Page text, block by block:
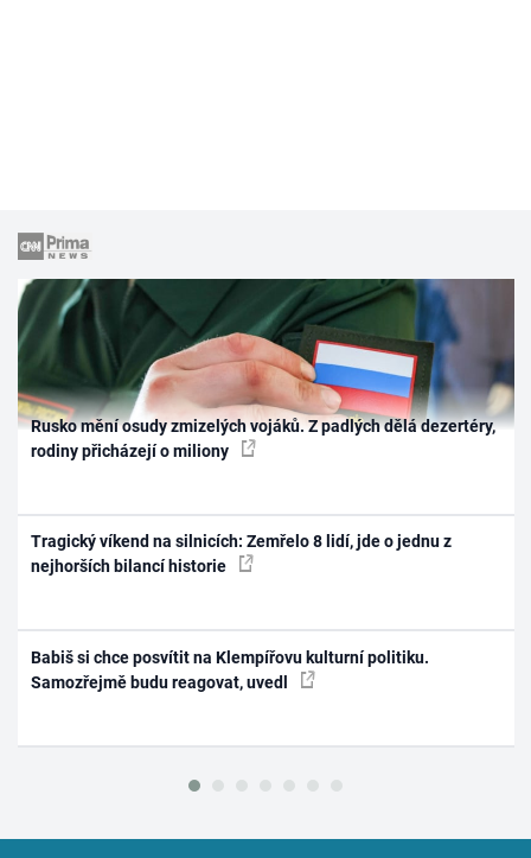
Rusko mění osudy zmizelých vojáků. Z padlých dělá dezertéry,
rodiny přicházejí o miliony
Tragický víkend na silnicích: Zemřelo 8 lidí, jde o jednu z
nejhorších bilancí historie
Babiš si chce posvítit na Klempířovu kulturní politiku.
Samozřejmě budu reagovat, uvedl